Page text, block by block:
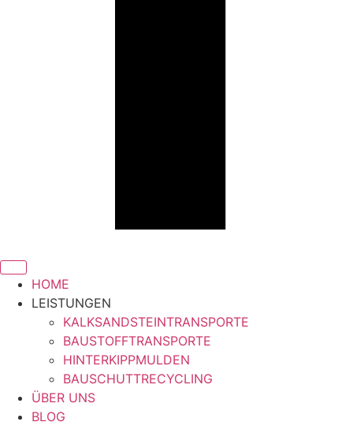
HOME
LEISTUNGEN
KALKSANDSTEINTRANSPORTE
BAUSTOFFTRANSPORTE
HINTERKIPPMULDEN
BAUSCHUTTRECYCLING
ÜBER UNS
BLOG